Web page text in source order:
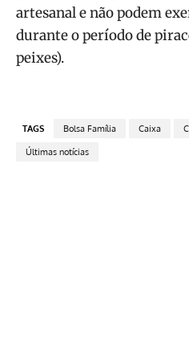
artesanal e não podem
durante o período de
peixes).
TAGS Bolsa Família Caixa
Últimas notícias